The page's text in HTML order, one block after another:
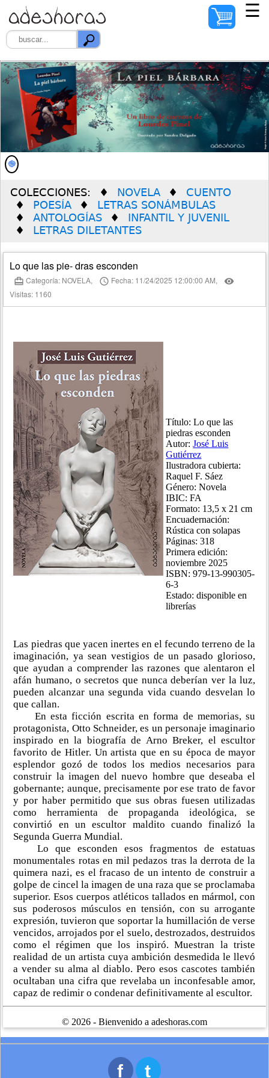
AUTORES
ILUSTRADORES
DISTRIBUIDORES
PREMIO SOLEDAD
VERDÚ
☰
COLECCIONES: NOVELA
CUENTO
POESÍA
LETRAS SONÁMBULAS
ANTOLOGÍAS
INFANTIL Y JUVENIL
LETRAS DILETANTES
Lo que las pie- dras esconden
card_travel Categoría: NOVELA, access_time Fecha: 11/24/2025 12:00:00 AM,
remove_red_eye
Visitas: 1160
Título: Lo que las
piedras esconden
Autor:José Luis
Gutiérrez
Ilustradora cubierta:
Raquel F. Sáez
Género: Novela
IBIC: FA
Formato: 13,5 x 21 cm
Encuadernación:
Rústica con solapas
Páginas: 318
Primera edición:
noviembre 2025
ISBN: 979-13-990305-
6-3
Estado: disponible en
librerías
Las piedras que yacen inertes en el fecundo terreno de la
imaginación, ya sean vestigios de un pasado glorioso,
que ayudan a comprender las razones que alentaron el
afán humano, o secretos que nunca deberían ver la luz,
pueden alcanzar una segunda vida cuando desvelan lo
que callan.
En esta ficción escrita en forma de memorias, su
protagonista, Otto Schneider, es un personaje imaginario
inspirado en la biografía de Arno Breker, el escultor
favorito de Hitler. Un artista que en su época de mayor
esplendor gozó de todos los medios necesarios para
construir la imagen del nuevo hombre que deseaba el
gobernante; aunque, precisamente por ese trato de favor
y por haber permitido que sus obras fuesen utilizadas
como herramienta de propaganda ideológica, se
convirtió en un escultor maldito cuando finalizó la
Segunda Guerra Mundial.
Lo que esconden esos fragmentos de estatuas
monumentales rotas en mil pedazos tras la derrota de la
quimera nazi, es el fracaso de un intento de construir a
golpe de cincel la imagen de una raza que se proclamaba
superior. Esos cuerpos atléticos tallados en mármol, con
sus poderosos músculos en tensión, con su arrogante
expresión, tuvieron que soportar la humillación de verse
vencidos, arrojados por el suelo, destrozados, destruidos
como el régimen que los inspiró. Muestran la triste
realidad de un artista cuya ambición desmedida le llevó
a vender su alma al diablo. Pero esos cascotes también
ocultaban una cifra que revelaba un inconfesable amor,
capaz de redimir o condenar definitivamente al escultor.
© 2026 - Bienvenido a adeshoras.com